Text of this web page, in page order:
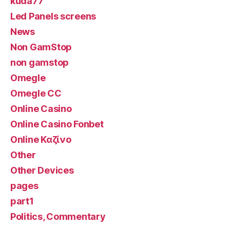
Led Panels screens
News
Non GamStop
non gamstop
Omegle
Omegle CC
Online Casino
Online Casino Fonbet
Online Καζίνο
Other
Other Devices
pages
part1
Politics, Commentary